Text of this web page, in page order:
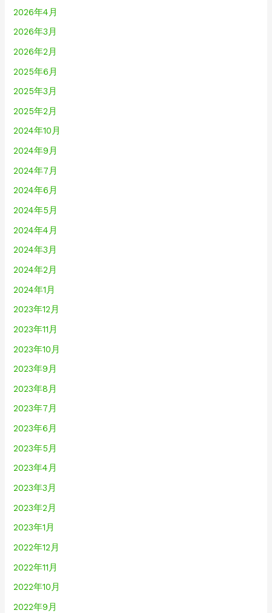
2026年4月
2026年3月
2026年2月
2025年6月
2025年3月
2025年2月
2024年10月
2024年9月
2024年7月
2024年6月
2024年5月
2024年4月
2024年3月
2024年2月
2024年1月
2023年12月
2023年11月
2023年10月
2023年9月
2023年8月
2023年7月
2023年6月
2023年5月
2023年4月
2023年3月
2023年2月
2023年1月
2022年12月
2022年11月
2022年10月
2022年9月